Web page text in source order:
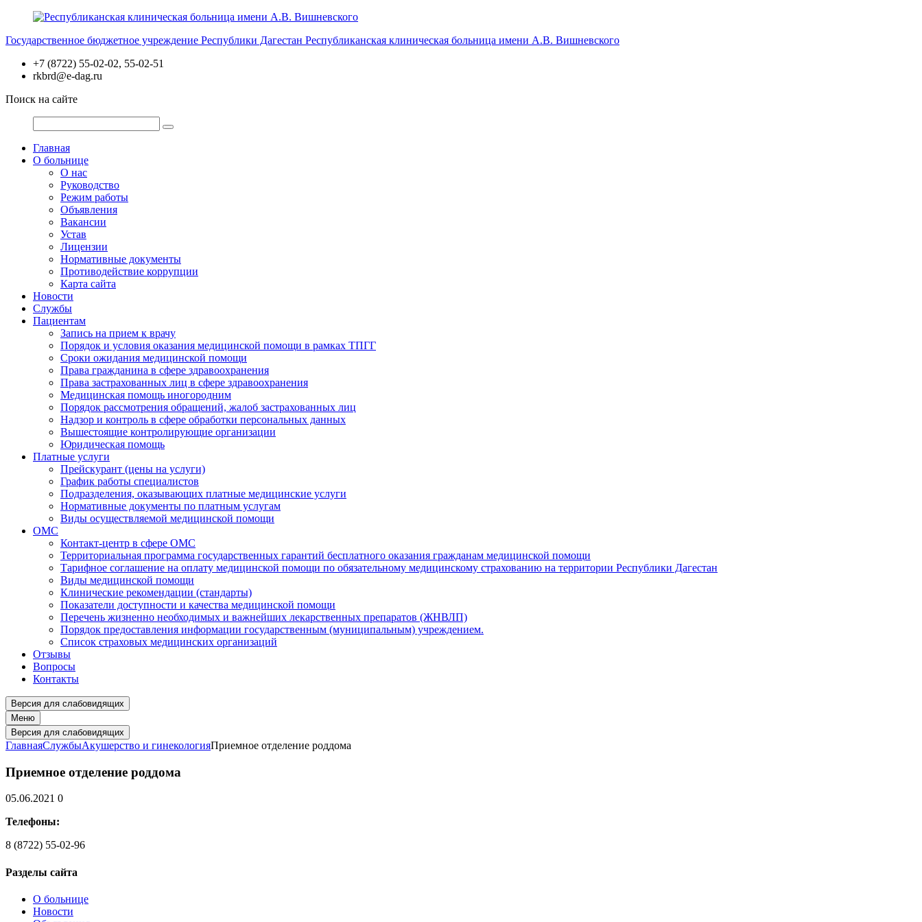
Перейти
содержимому
Государственное бюджетное учреждение Республики Дагестан Республиканская клиническая больница имени А.В. Вишневского
+7 (8722) 55-02-02, 55-02-51
rkbrd@e-dag.ru
Поиск на сайте
Главная
О больнице
О нас
Руководство
Режим работы
Объявления
Вакансии
Устав
Лицензии
Нормативные документы
Противодействие коррупции
Карта сайта
Новости
Службы
Пациентам
Запись на прием к врачу
Порядок и условия оказания медицинской помощи в рамках ТПГГ
Сроки ожидания медицинской помощи
Права гражданина в сфере здравоохранения
Права застрахованных лиц в сфере здравоохранения
Медицинская помощь иногородним
Порядок рассмотрения обращений, жалоб застрахованных лиц
Надзор и контроль в сфере обработки персональных данных
Вышестоящие контролирующие организации
Юридическая помощь
Платные услуги
Прейскурант (цены на услуги)
График работы специалистов
Подразделения, оказывающих платные медицинские услуги
Нормативные документы по платным услугам
Виды осуществляемой медицинской помощи
ОМС
Контакт-центр в сфере ОМС
Территориальная программа государственных гарантий бесплатного оказания гражданам медицинской помощи
Тарифное соглашение на оплату медицинской помощи по обязательному медицинскому страхованию на территории Республики Дагестан
Виды медицинской помощи
Клинические рекомендации (стандарты)
Показатели доступности и качества медицинской помощи
Перечень жизненно необходимых и важнейших лекарственных препаратов (ЖНВЛП)
Порядок предоставления информации государственным (муниципальным) учреждением.
Список страховых медицинских организаций
Отзывы
Вопросы
Контакты
Версия для слабовидящих
Меню
Версия для слабовидящих
ГлавнаяСлужбыАкушерство и гинекологияПриемное отделение роддома
Приемное отделение роддома
05.06.2021 0
Телефоны:
8 (8722) 55-02-96
Разделы сайта
О больнице
Новости